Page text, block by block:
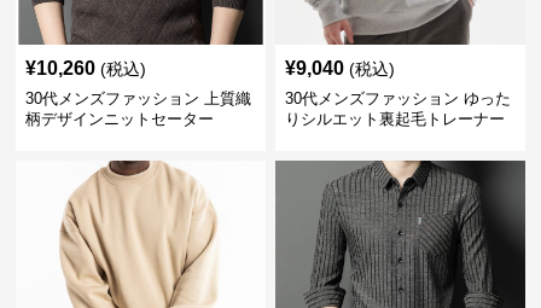
¥10,260 (税込)
30代メンズファッション 上質織
柄デザインニットセーター
¥9,040 (税込)
30代メンズファッション ゆった
りシルエット裏起毛トレーナー